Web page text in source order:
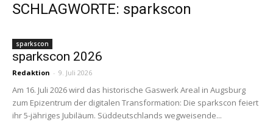
SCHLAGWORTE: sparkscon
sparkscon
sparkscon 2026
Redaktion - 9. Juli 2026
Am 16. Juli 2026 wird das historische Gaswerk Areal in Augsburg
zum Epizentrum der digitalen Transformation: Die sparkscon feiert
ihr 5-jähriges Jubiläum. Süddeutschlands wegweisende...